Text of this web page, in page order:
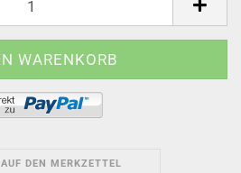
AUF DEN MERKZETTEL